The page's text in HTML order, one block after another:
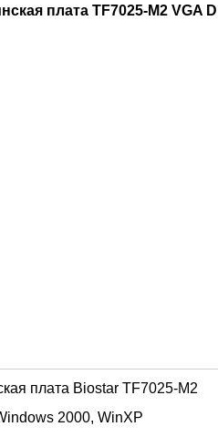
плата TF7025-M2 VGA
плата Biostar TF7025-M2
2000, WinXP